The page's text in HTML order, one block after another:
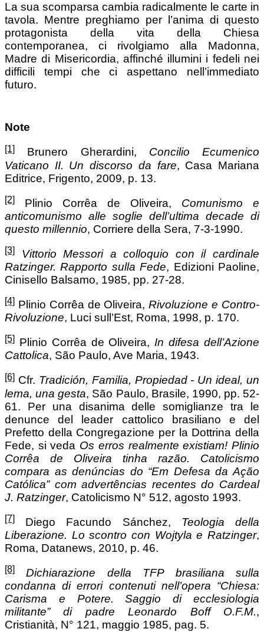
La sua scomparsa cambia radicalmente le carte in
tavola. Mentre preghiamo per l’anima di questo
protagonista della vita della Chiesa
contemporanea, ci rivolgiamo alla Madonna,
Madre di Misericordia, affinché illumini i fedeli nei
difficili tempi che ci aspettano nell’immediato
futuro.
Note
[1] Brunero Gherardini, Concilio Ecumenico
Vaticano II. Un discorso da fare, Casa Mariana
Editrice, Frigento, 2009, p. 13.
[2] Plinio Corrêa de Oliveira, Comunismo e
anticomunismo alle soglie dell’ultima decade di
questo millennio, Corriere della Sera, 7-3-1990.
[3]
Vittorio Messori a colloquio con il cardinale
Ratzinger. Rapporto sulla Fede, Edizioni Paoline,
Cinisello Balsamo, 1985, pp. 27-28.
[4] Plinio Corrêa de Oliveira,Rivoluzione e Contro-
Rivoluzione, Luci sull’Est, Roma, 1998, p. 170.
[5] Plinio Corrêa de Oliveira,In difesa dell’Azione
Cattolica, São Paulo, Ave Maria, 1943.
[6] Cfr. Tradición, Familia, Propiedad - Un ideal, un
lema, una gesta, São Paulo, Brasile, 1990, pp. 52-
61. Per una disanima delle somiglianze tra le
denunce del leader cattolico brasiliano e del
Prefetto della Congregazione per la Dottrina della
Fede, si veda Os erros realmente existiam!Plinio
Corrêa de Oliveira tinha razão. Catolicismo
compara as denúncias do “Em Defesa da Ação
Católica” com advertências recentes do Cardeal
J. Ratzinger, Catolicismo N° 512, agosto 1993.
[7] Diego Facundo Sánchez, Teologia della
Liberazione. Lo scontro con Wojtyla e Ratzinger,
Roma, Datanews, 2010, p. 46.
[8]
Dichiarazione della TFP brasiliana sulla
condanna di errori contenuti nell’opera “Chiesa:
Carisma e Potere. Saggio di ecclesiologia
militante” di padre Leonardo Boff O.F.M.,
Cristianità, N° 121, maggio 1985, pag. 5.